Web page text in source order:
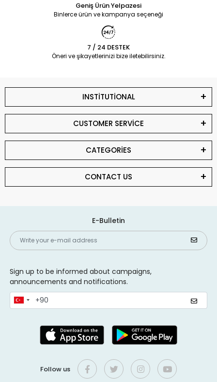
Geniş Ürün Yelpazesi
Binlerce ürün ve kampanya seçeneği
7 / 24 DESTEK
Öneri ve şikayetlerinizi bize iletebilirsiniz.
INSTİTUTİONAL
CUSTOMER SERVİCE
CATEGORİES
CONTACT US
E-Bulletin
Sign up to be informed about campaigns,
announcements and notifications.
Follow us